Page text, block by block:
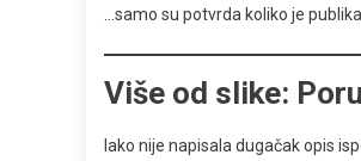
…samo su potvrda koliko je
Više od slike:
Iako nije napisala dugačak opis